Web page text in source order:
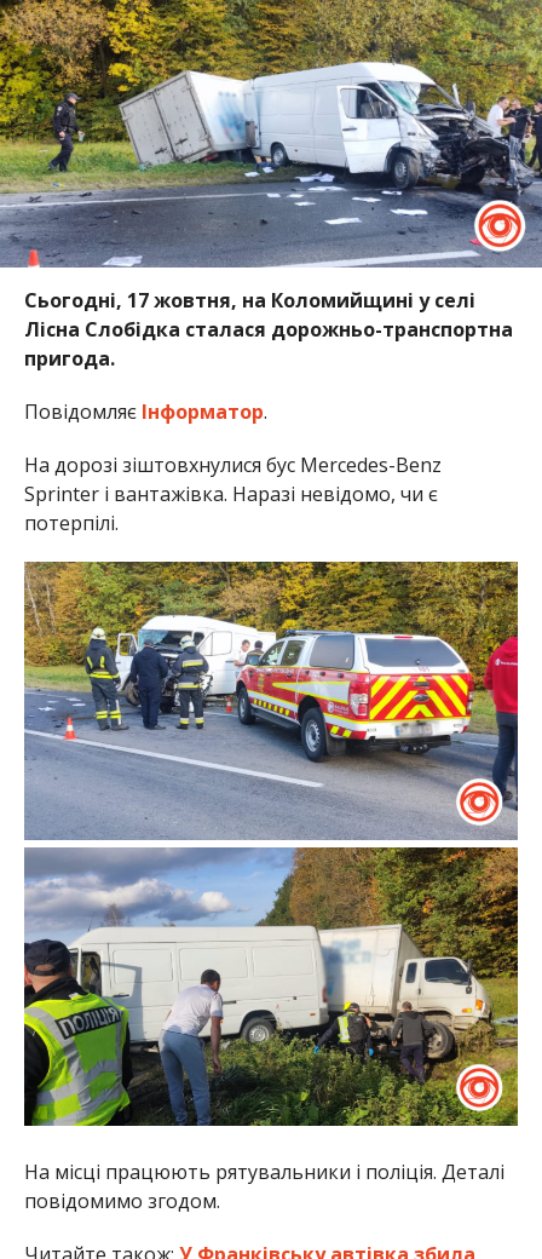
Сьогодні, 17 жовтня, на Коломийщині у селі
Лісна Слобідка сталася дорожньо-транспортна
пригода.
Повідомляє Інформатор.
На дорозі зіштовхнулися бус Mercedes-Benz
Sprinter і вантажівка. Наразі невідомо, чи є
потерпілі.
На місці працюють рятувальники і поліція. Деталі
повідомимо згодом.